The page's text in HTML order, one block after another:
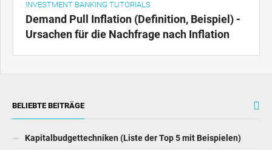
INVESTMENT BANKING TUTORIALS
Demand Pull Inflation (Definition, Beispiel) -
Ursachen für die Nachfrage nach Inflation
BELIEBTE BEITRÄGE
Kapitalbudgettechniken (Liste der Top 5 mit Beispielen)